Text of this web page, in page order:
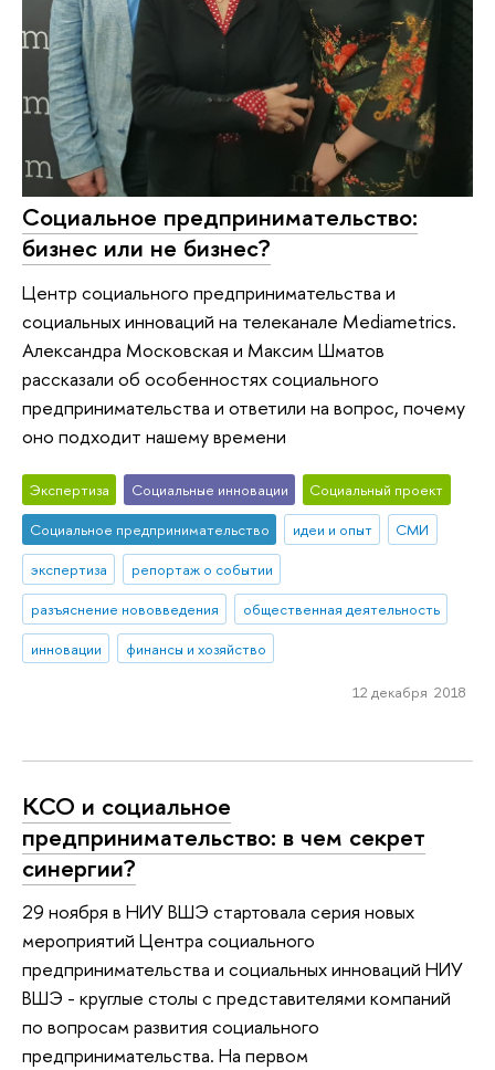
Социальное предпринимательство:
бизнес или не бизнес?
Центр социального предпринимательства и
социальных инноваций на телеканале Mediamеtrics.
Александра Московская и Максим Шматов
рассказали об особенностях социального
предпринимательства и ответили на вопрос, почему
оно подходит нашему времени
Экспертиза Социальные инновации
Социальный проект
Социальное предпринимательство
идеи и опыт
СМИ
экспертиза
репортаж о событии
разъяснение нововведения
общественная деятельность
инновации
финансы и хозяйство
12 декабря 2018
КСО и социальное
предпринимательство: в чем секрет
синергии?
29 ноября в НИУ ВШЭ стартовала серия новых
мероприятий Центра социального
предпринимательства и социальных инноваций НИУ
ВШЭ - круглые столы с представителями компаний
по вопросам развития социального
предпринимательства. На первом